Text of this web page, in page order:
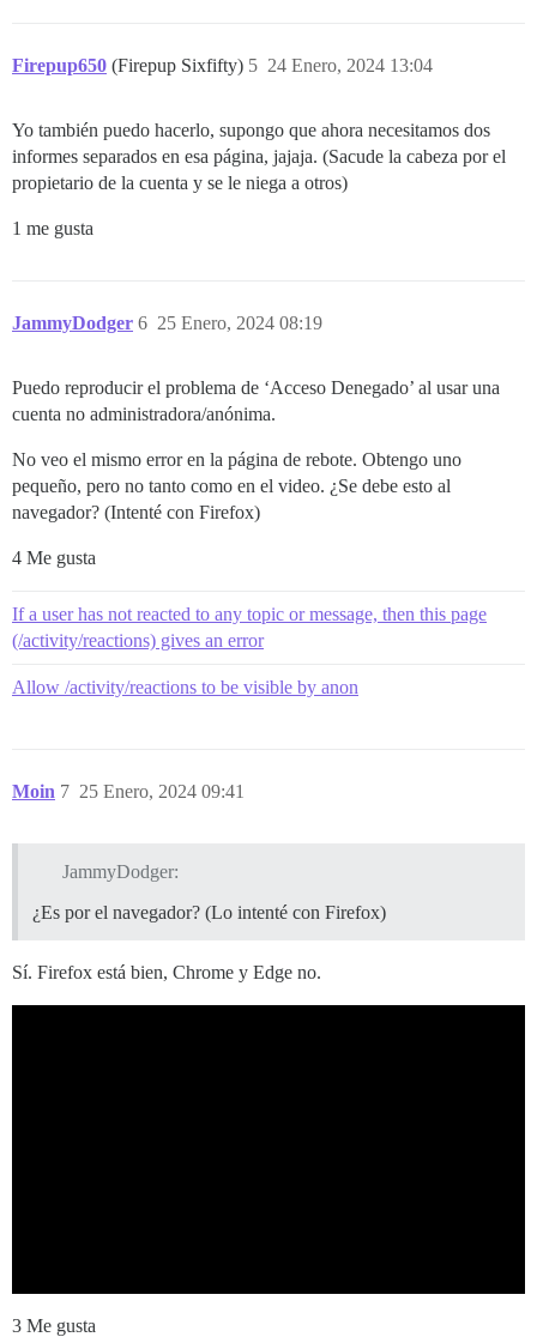
Firepup650 (Firepup Sixfifty) 24 Enero, 2024 13:04
5
Yo también puedo hacerlo, supongo que ahora necesitamos dos
informes separados en esa página, jajaja. (Sacude la cabeza por el
propietario de la cuenta y se le niega a otros)
1 me gusta
JammyDodger 25 Enero, 2024 08:19
6
Puedo reproducir el problema de ‘Acceso Denegado’ al usar una
cuenta no administradora/anónima.
No veo el mismo error en la página de rebote. Obtengo uno
pequeño, pero no tanto como en el video. ¿Se debe esto al
navegador? (Intenté con Firefox)
4 Me gusta
If a user has not reacted to any topic or message, then this page
(/activity/reactions) gives an error
Allow /activity/reactions to be visible by anon
Moin 25 Enero, 2024 09:41
7
JammyDodger:
¿Es por el navegador? (Lo intenté con Firefox)
Sí. Firefox está bien, Chrome y Edge no.
3 Me gusta